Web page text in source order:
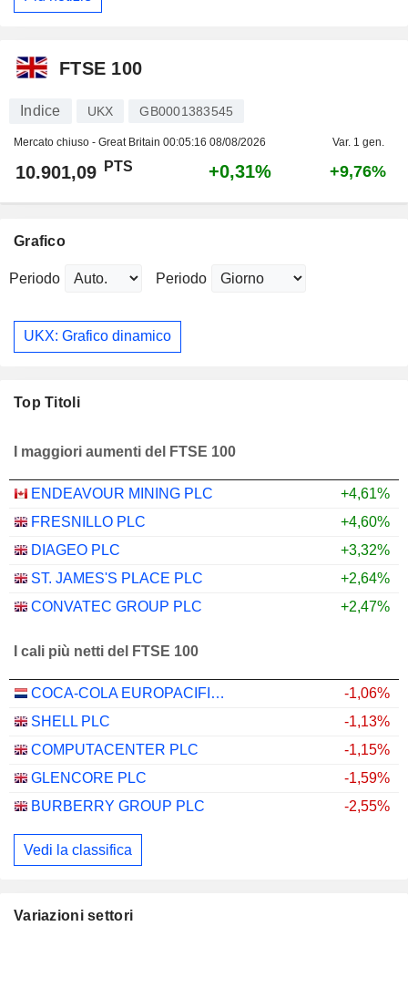
FTSE 100
Indice UKX GB0001383545
Mercato chiuso - Great Britain 00:05:16 08/08/2026 Var. 1 gen.
10.901,09 PTS +0,31% +9,76%
Grafico
Periodo Periodo
UKX: Grafico dinamico
Top Titoli
I maggiori aumenti del FTSE 100
ENDEAVOUR MINING PLC
+4,61%
FRESNILLO PLC
+4,60%
DIAGEO PLC
+3,32%
ST. JAMES'S PLACE PLC
+2,64%
CONVATEC GROUP PLC
+2,47%
I cali più netti del FTSE 100
COCA-COLA EUROPACIFIC PARTNERS PLC
-1,06%
SHELL PLC
-1,13%
COMPUTACENTER PLC
-1,15%
GLENCORE PLC
-1,59%
BURBERRY GROUP PLC
-2,55%
Vedi la classifica
Variazioni settori